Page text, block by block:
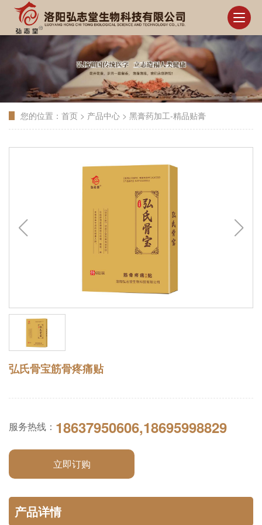
您的位置： 首页 > 产品中心 > 黑膏药加工-精品贴膏
弘氏骨宝筋骨疼痛贴
服务热线： 18637950606,18695998829
立即订购
产品详情